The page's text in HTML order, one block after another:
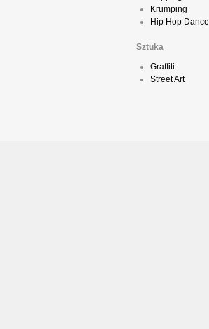
Krumping
Hip Hop Dance
Sztuka
Graffiti
Street Art